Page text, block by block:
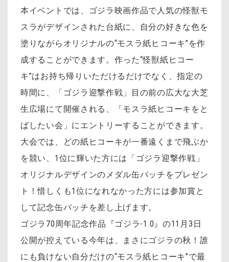
本イベントでは、ゴジラ映画作品で人気の怪獣モ
スラがデザインされた台紙に、自分の好きな色を
塗りながらオリジナルの“モスラ紙ヒコーキ”を作
成することができます。作った“怪獣紙ヒコー
キ”はお持ち帰りいただけるだけでなく、指定の
時間に、「ゴジラ迎撃作戦」目の前の広大な大芝
生広場にて開催される、「モスラ紙ヒコーキをと
ばしたい会」にエントリーすることができます。
大会では、どの紙ヒコーキが一番遠くまで飛ぶか
を競い、1位に輝いた方には「ゴジラ迎撃作戦」
オリジナルデザインのメダル缶バッチをプレゼン
ト！惜しくも1位になれなかった方には参加賞と
して記念缶バッチを差し上げます。
ゴジラ70周年記念作品『ゴジラ-1.0』の11月3日
公開が控えている今年は、まさにゴジラの秋！誰
にも負けない自分だけの“モスラ紙ヒコーキ”で最